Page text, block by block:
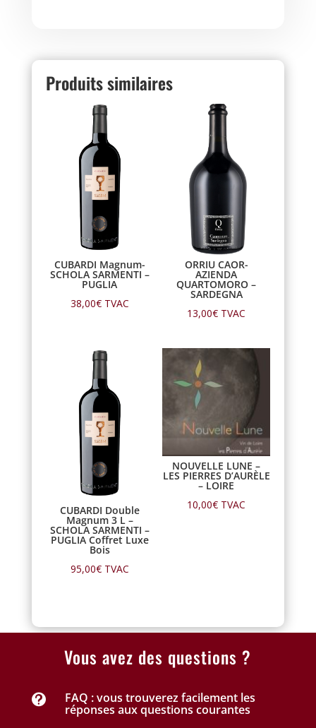
Produits similaires
CUBARDI Magnum-
SCHOLA SARMENTI –
PUGLIA
38,00€ TVAC
ORRIU CAOR-
AZIENDA
QUARTOMORO –
SARDEGNA
13,00€ TVAC
CUBARDI Double
Magnum 3 L –
SCHOLA SARMENTI –
PUGLIA Coffret Luxe
Bois
95,00€ TVAC
NOUVELLE LUNE –
LES PIERRES D’AURÈLE
– LOIRE
10,00€ TVAC
Vous avez des questions ?
 FAQ : vous trouverez facilement les
réponses aux questions courantes